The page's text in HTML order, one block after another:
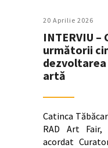
20 Aprilie 2026
INTERVIU
următorii
dezvoltarea
artă
Catinca
RAD Art
acordat